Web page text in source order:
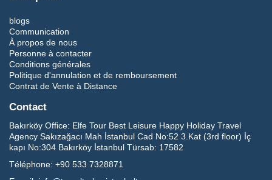
blogs
Communication
À propos de nous
Personne à contacter
Conditions générales
Politique d'annulation et de remboursement
Contrat de Vente à Distance
Contact
Bakırköy Office: Elfe Tour Best Leisure Happy Holiday Travel
Agency Sakızağacı Mah İstanbul Cad No:52 3.Kat (3rd floor) İç
kapı No:304 Bakırköy İstanbul Türsab: 17582
Téléphone: +90 533 7328871